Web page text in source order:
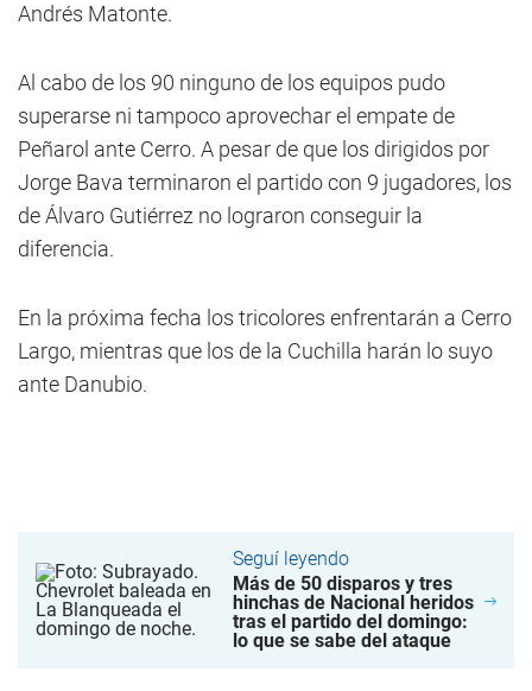
Andrés Matonte.
Al cabo de los 90 ninguno de los equipos pudo
superarse ni tampoco aprovechar el empate de
Peñarol ante Cerro. A pesar de que los dirigidos por
Jorge Bava terminaron el partido con 9 jugadores, los
de Álvaro Gutiérrez no lograron conseguir la
diferencia.
En la próxima fecha los tricolores enfrentarán a Cerro
Largo, mientras que los de la Cuchilla harán lo suyo
ante Danubio.
Seguí leyendo
Más de 50 disparos y tres
hinchas de Nacional heridos
tras el partido del domingo:
lo que se sabe del ataque